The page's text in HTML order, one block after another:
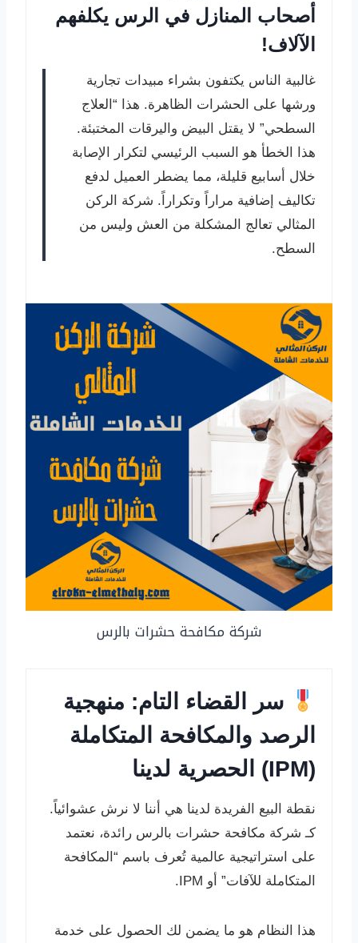
أصحاب المنازل في الرس يكلفهم
الآلاف!
غالبية الناس يكتفون بشراء مبيدات تجارية
ورشها على الحشرات الظاهرة. هذا “العلاج
السطحي” لا يقتل البيض واليرقات المختبئة.
هذا الخطأ هو السبب الرئيسي لتكرار الإصابة
خلال أسابيع قليلة، مما يضطر العميل لدفع
تكاليف إضافية مراراً وتكراراً. شركة الركن
المثالي تعالج المشكلة من العش وليس من
السطح.
شركة مكافحة حشرات بالرس
سر القضاء التام: منهجية
الرصد والمكافحة المتكاملة
(IPM) الحصرية لدينا
نقطة البيع الفريدة لدينا هي أننا لا نرش عشوائياً.
كـ شركة مكافحة حشرات بالرس رائدة، نعتمد
على استراتيجية عالمية تُعرف باسم “المكافحة
المتكاملة للآفات” أو IPM.
هذا النظام هو ما يضمن لك الحصول على خدمة